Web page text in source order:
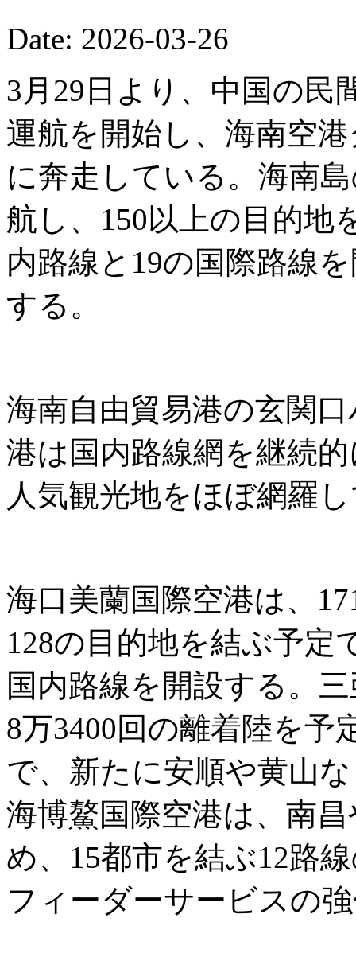
Date: 2026-03-26
3月29日より、中国の民
運航を開始し、海南空
に奔走している。海南
航し、150以上の目的地
内路線と19の国際路線
する。
海南自由貿易港の玄関
港は国内路線網を継続
人気観光地をほぼ網羅
海口美蘭国際空港は、
128の目的地を結ぶ予定
国内路線を開設する。
8万3400回の離着陸を予
で、新たに安順や黄山
海博鰲国際空港は、南
め、15都市を結ぶ12路
フィーダーサービスの